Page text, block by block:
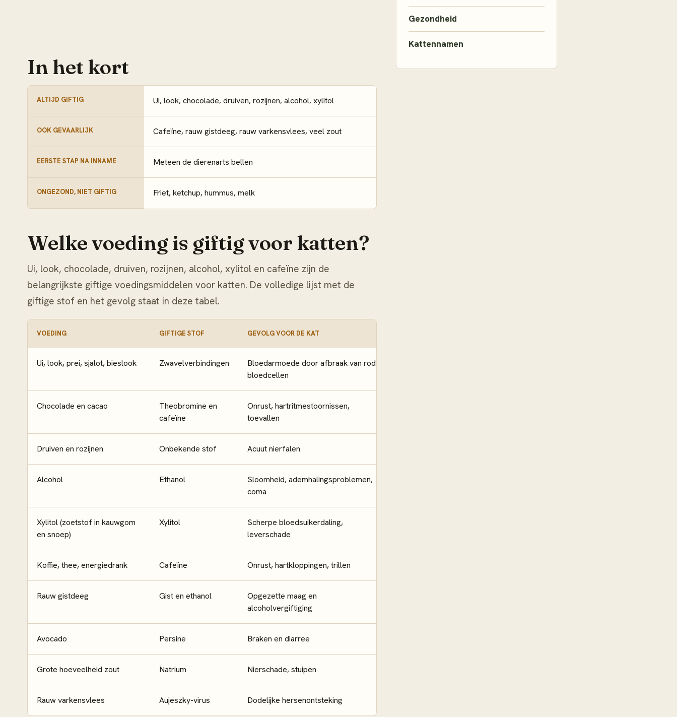
In het kort
ALTIJD GIFTIG Ui, look, chocolade, druiven, rozijnen, alcohol, xylitol
OOK GEVAARLIJK Cafeïne, rauw gistdeeg, rauw varkensvlees, veel zout
EERSTE STAP NA INNAME Meteen de dierenarts bellen
ONGEZOND, NIET GIFTIG Friet, ketchup, hummus, melk
Welke voeding is giftig voor katten?
Ui, look, chocolade, druiven, rozijnen, alcohol, xylitol en cafeïne zijn de
belangrijkste giftige voedingsmiddelen voor katten. De volledige lijst met de
giftige stof en het gevolg staat in deze tabel.
VOEDING GIFTIGE STOF GEVOLG VOOR DE KAT
Ui, look, prei, sjalot, bieslook Zwavelverbindingen
Bloedarmoede door afbraak van rode
bloedcellen
Chocolade en cacao
Theobromine en
cafeïne
Onrust, hartritmestoornissen,
toevallen
Druiven en rozijnen Onbekende stof Acuut nierfalen
Alcohol Ethanol
Sloomheid, ademhalingsproblemen,
coma
Xylitol (zoetstof in kauwgom
en snoep)
Xylitol
Scherpe bloedsuikerdaling,
leverschade
Koffie, thee, energiedrank Cafeïne Onrust, hartkloppingen, trillen
Rauw gistdeeg Gist en ethanol
Opgezette maag en
alcoholvergiftiging
Avocado Persine Braken en diarree
Grote hoeveelheid zout Natrium Nierschade, stuipen
Rauw varkensvlees Aujeszky-virus Dodelijke hersenontsteking
Gezondheid
Kattennamen